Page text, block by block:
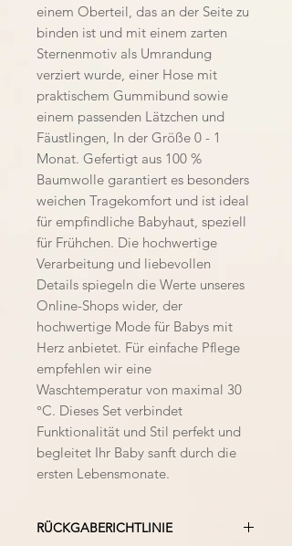
einem Oberteil, das an der Seite zu
binden ist und mit einem zarten
Sternenmotiv als Umrandung
verziert wurde, einer Hose mit
praktischem Gummibund sowie
einem passenden Lätzchen und
Fäustlingen, In der Größe 0 - 1
Monat. Gefertigt aus 100 %
Baumwolle garantiert es besonders
weichen Tragekomfort und ist ideal
für empfindliche Babyhaut, speziell
für Frühchen. Die hochwertige
Verarbeitung und liebevollen
Details spiegeln die Werte unseres
Online-Shops wider, der
hochwertige Mode für Babys mit
Herz anbietet. Für einfache Pflege
empfehlen wir eine
Waschtemperatur von maximal 30
°C. Dieses Set verbindet
Funktionalität und Stil perfekt und
begleitet Ihr Baby sanft durch die
ersten Lebensmonate.
RÜCKGABERICHTLINIE